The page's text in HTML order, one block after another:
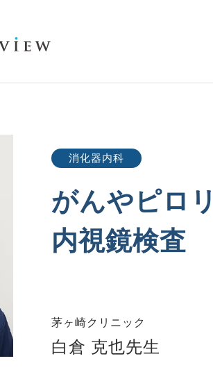
消化器内科
がんやピロ
内視鏡検査
茅ヶ崎クリニック
白倉 克也先生